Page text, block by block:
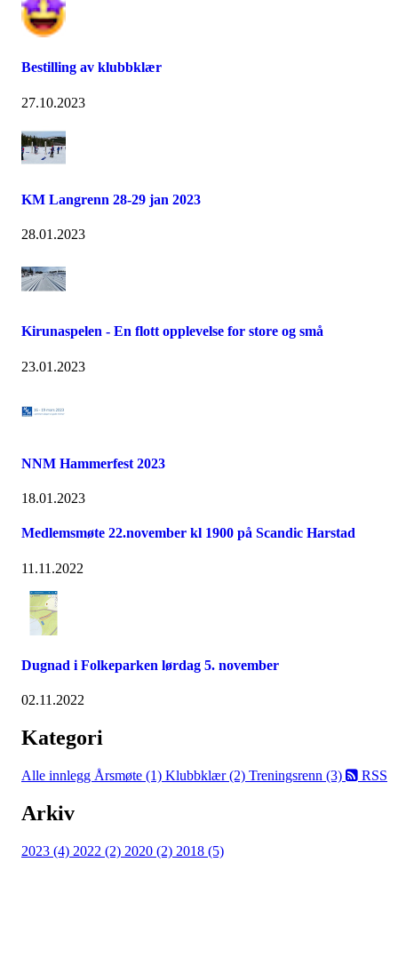
Bestilling av klubbklær
27.10.2023
KM Langrenn 28-29 jan 2023
28.01.2023
Kirunaspelen - En flott opplevelse for store og små
23.01.2023
NNM Hammerfest 2023
18.01.2023
Medlemsmøte 22.november kl 1900 på Scandic Harstad
11.11.2022
Dugnad i Folkeparken lørdag 5. november
02.11.2022
Kategori
Alle innlegg Årsmøte (1) Klubbklær (2) Treningsrenn (3) RSS
Arkiv
2023 (4) 2022 (2) 2020 (2) 2018 (5)